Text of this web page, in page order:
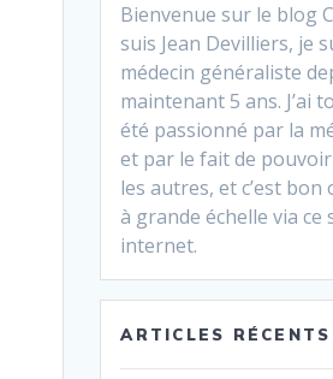
Bienvenue sur le blog
suis Jean Devilliers, je
médecin généraliste
maintenant 5 ans. J’ai
été passionné par la
et par le fait de
les autres, et c’est bon
à grande échelle via ce
internet.
ARTICLES RÉCENTS